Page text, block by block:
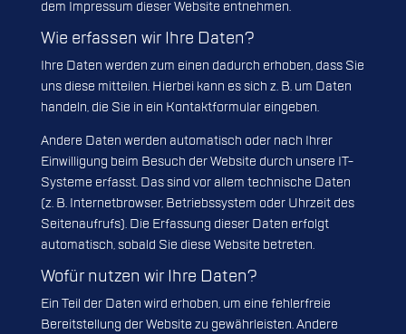
dem Impressum dieser Website entnehmen.
Wie erfassen wir Ihre Daten?
Ihre Daten werden zum einen dadurch erhoben, dass Sie
uns diese mitteilen. Hierbei kann es sich z. B. um Daten
handeln, die Sie in ein Kontaktformular eingeben.
Andere Daten werden automatisch oder nach Ihrer
Einwilligung beim Besuch der Website durch unsere IT-
Systeme erfasst. Das sind vor allem technische Daten
(z. B. Internetbrowser, Betriebssystem oder Uhrzeit des
Seitenaufrufs). Die Erfassung dieser Daten erfolgt
automatisch, sobald Sie diese Website betreten.
Wofür nutzen wir Ihre Daten?
Ein Teil der Daten wird erhoben, um eine fehlerfreie
Bereitstellung der Website zu gewährleisten. Andere